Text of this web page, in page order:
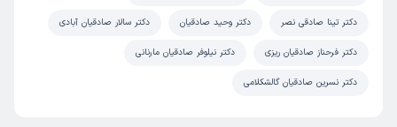
دکتر تینا صادقی نصر دکتر وحید صادقیان دکتر سالار صادقیان آبادی
دکتر فرحناز صادقیان ریزی دکتر نیلوفر صادقیان مارنانی
دکتر نسرین صادقیان گالشکلامی